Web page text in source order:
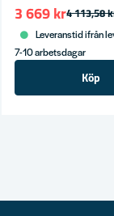
4 113,58
3 669 kr
Leveranstid ifrån
7-10 arbetsdagar
Köp